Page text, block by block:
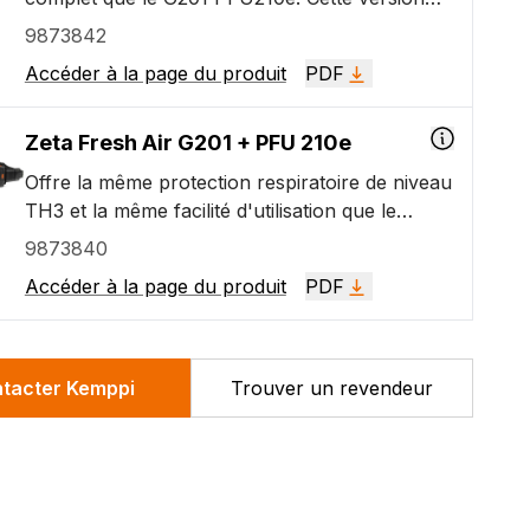
ordre et des lampes de travail à LED
automatiques intégrées pour une meilleure
visibilité pendant l'inspection.
dispose d'une unité d'apport d'air externe
lampes de travail à LED intégrée.
9873842
Accéder à la page du produit
PDF
Zeta Fresh Air G201 + PFU 210e
Offre la même protection respiratoire de niveau
TH3 et la même facilité d'utilisation que le
G201x PFU210e. Cette version n'inclut pas les
9873840
Accéder à la page du produit
PDF
Kemppi Trouver un revendeur